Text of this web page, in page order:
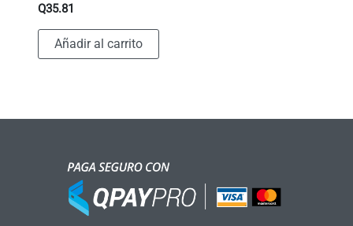
Q35.81
Añadir al carrito